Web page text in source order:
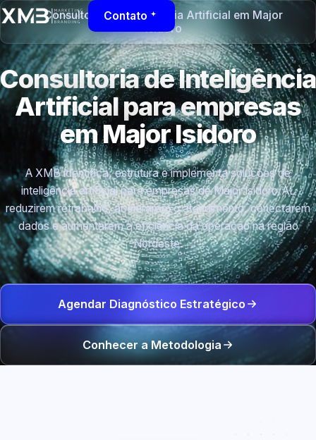
Contato
Consultoria de Inteligência Artificial em Major
Isidoro
Consultoria de Inteligência
Artificial para empresas
em Major Isidoro
A XMB identifica, estrutura e implementa soluções de
inteligência artificial para empresas de Major Isidoro/AL
reduzirem retrabalho, acelerarem o atendimento, conectarem
dados e aumentarem a eficiência da operação na região
Nordeste.
Agendar Diagnóstico Estratégico
Conhecer a Metodologia